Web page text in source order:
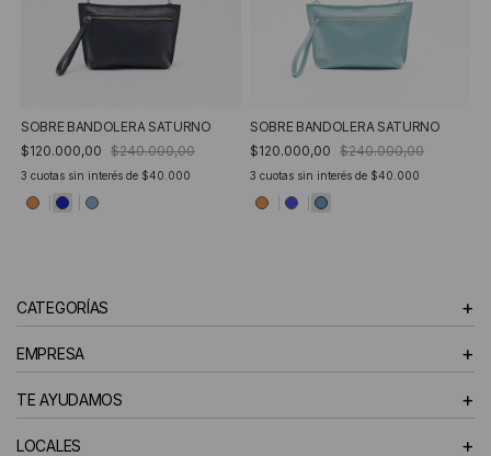
SOBRE BANDOLERA SATURNO
$120.000,00 $240.000,00
3 cuotas sin interés de $40.000
SOBRE BANDOLERA SATURNO
$120.000,00 $240.000,00
3 cuotas sin interés de $40.000
CATEGORÍAS +
EMPRESA +
TE AYUDAMOS +
LOCALES +